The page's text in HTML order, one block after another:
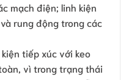
mạch điện; linh kiện
rung động trong các
tiếp xúc với keo
vì trong trạng thái